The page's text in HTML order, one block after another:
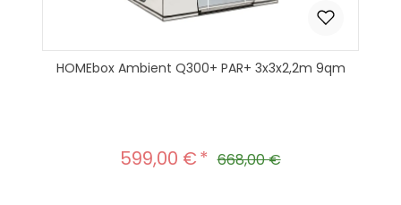
HOMEbox Ambient Q300+ PAR+ 3x3x2,2m 9qm
Verkaufspreis:
599,00 € Regulärer Preis:
668,00 €